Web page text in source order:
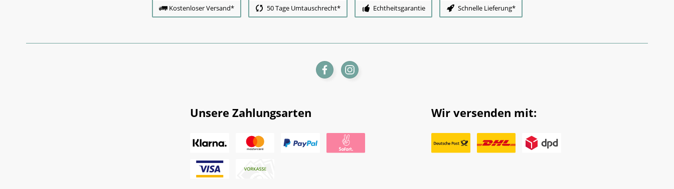
Kostenloser Versand* 50 Tage Umtauschrecht* Echtheitsgarantie Schnelle Lieferung*
Unsere Zahlungsarten Wir versenden mit: